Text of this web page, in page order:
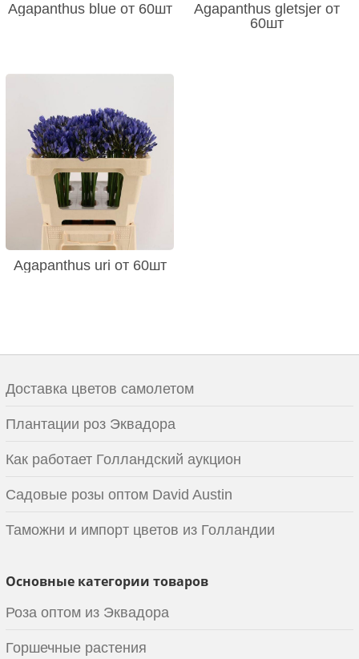
Agapanthus blue от 60шт
Agapanthus gletsjer от
60шт
Agapanthus uri от 60шт
Доставка цветов самолетом
Плантации роз Эквадора
Как работает Голландский аукцион
Садовые розы оптом David Austin
Таможни и импорт цветов из Голландии
Основные категории товаров
Роза оптом из Эквадора
Горшечные растения